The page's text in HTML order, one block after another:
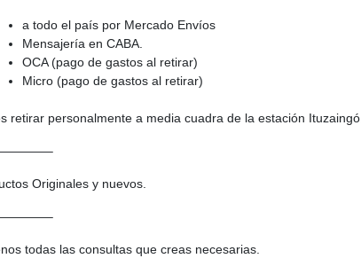
a todo el país por Mercado Envíos
Mensajería en CABA.
OCA (pago de gastos al retirar)
Micro (pago de gastos al retirar)
retirar personalmente a media cuadra de la estación Ituzaingó.
Originales y nuevos.
todas las consultas que creas necesarias.